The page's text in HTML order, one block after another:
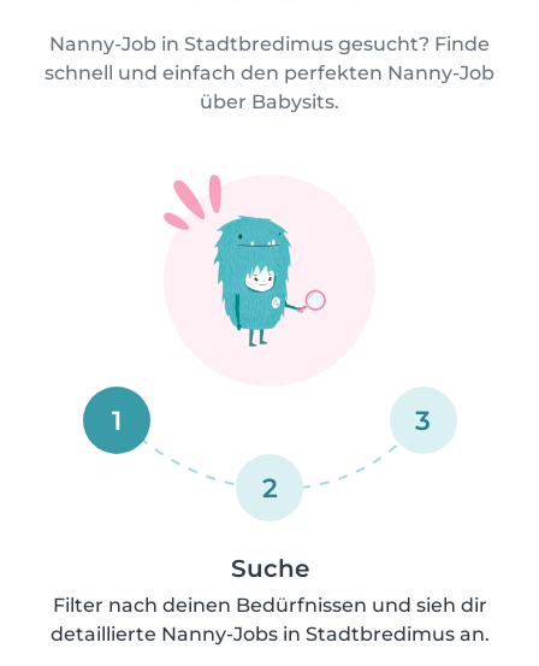
Nanny-Job in Stadtbredimus gesucht? Finde
schnell und einfach den perfekten Nanny-Job
über Babysits.
1
2
3
Suche
Filter nach deinen Bedürfnissen und sieh dir
detaillierte Nanny-Jobs in Stadtbredimus an.